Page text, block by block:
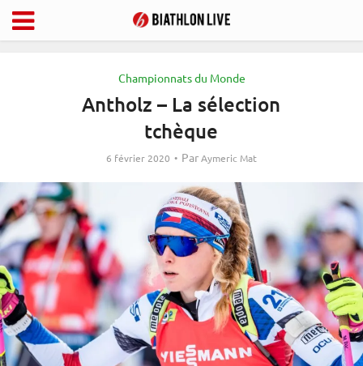
Championnats du Monde
Antholz – La sélection
tchèque
6 février 2020 ParAymeric Mat